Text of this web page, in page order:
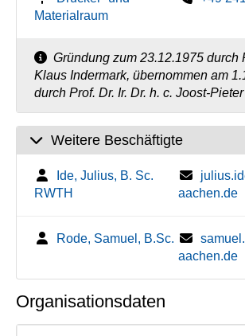
Materialraum
Gründung zum 23.12.1975 durch
Klaus Indermark, übernommen am
durch Prof. Dr. Ir. Dr. h. c. Joost-
Weitere Beschäftigte
Ide, Julius, B. Sc.
RWTH
aachen.de
Rode, Samuel, B.Sc.
aachen.de
Organisationsdaten